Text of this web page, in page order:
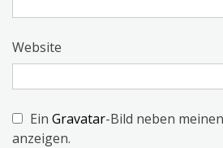
Website
Ein Gravatar-Bild neben
anzeigen.